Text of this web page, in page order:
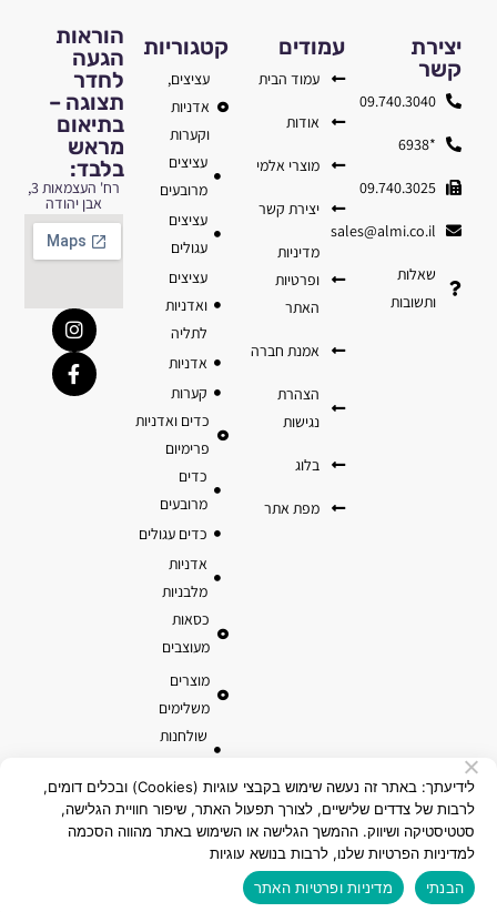
הוראות
הגעה
לחדר
תצוגה –
בתיאום
מראש
בלבד:
רח' העצמאות 3,
אבן יהודה
קטגוריות
עציצים,
אדניות
וקערות
עציצים
מרובעים
עציצים
עגולים
עציצים
ואדניות
לתליה
אדניות
קערות
כדים ואדניות
פרימיום
כדים
מרובעים
כדים עגולים
אדניות
מלבניות
כסאות
מעוצבים
מוצרים
משלימים
שולחנות
עציצים
ואדניות
עמודים
עמוד הבית
אודות
מוצרי אלמי
יצירת קשר
מדיניות
ופרטיות
האתר
אמנת חברה
הצהרת
נגישות
בלוג
מפת אתר
יצירת
קשר
09.740.3040
*6938
09.740.3025
sales@almi.co.il
שאלות
ותשובות
לידיעתך: באתר זה נעשה שימוש בקבצי עוגיות (Cookies) ובכלים דומים,
לרבות של צדדים שלישיים, לצורך תפעול האתר, שיפור חוויית הגלישה,
סטטיסטיקה ושיווק. ההמשך הגלישה או השימוש באתר מהווה הסכמה
למדיניות הפרטיות שלנו, לרבות בנושא עוגיות
הבנתי
מדיניות ופרטיות האתר